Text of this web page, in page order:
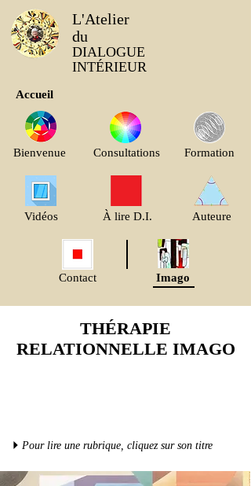
L'Atelier
du
DIALOGUE
INTÉRIEUR
Accueil
Bienvenue Consultations Formation
Vidéos À lire D.I. Auteure
Contact Imago
THÉRAPIE
RELATIONNELLE IMAGO
4 Pour lire une rubrique, cliquez sur son titre